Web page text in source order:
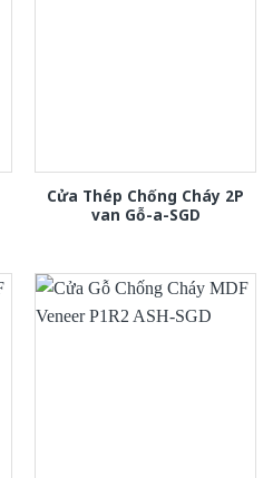
Cửa Thép Chống Cháy 2P
van Gỗ-a-SGD